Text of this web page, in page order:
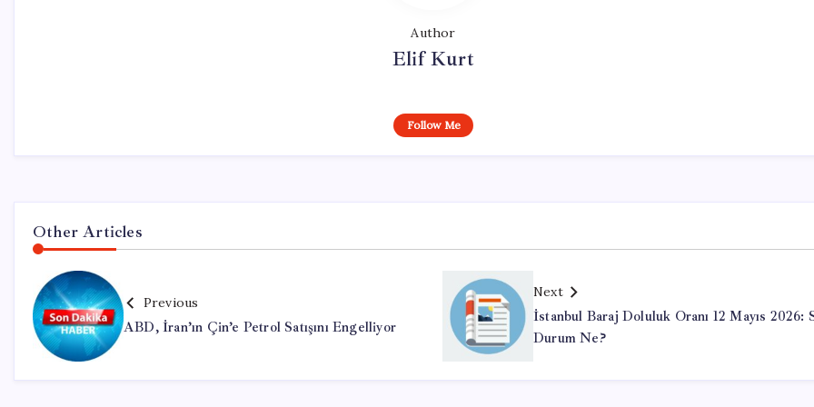
Author
Elif Kurt
Follow Me
Other Articles
Previous
ABD, İran’ın Çin’e Petrol Satışını Engelliyor
Next
İstanbul Baraj Doluluk Oranı 12 Mayıs 2026:
Durum Ne?